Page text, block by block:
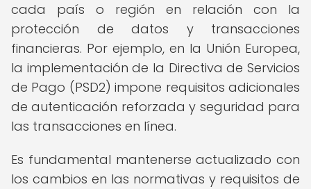
cada país o región en relación con la
protección de datos y transacciones
financieras. Por ejemplo, en la Unión Europea,
la implementación de la Directiva de Servicios
de Pago (PSD2) impone requisitos adicionales
de autenticación reforzada y seguridad para
las transacciones en línea.
Es fundamental mantenerse actualizado con
los cambios en las normativas y requisitos de